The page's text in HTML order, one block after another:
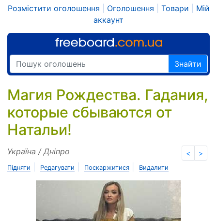
Розмістити оголошення Оголошення Товари
Мій
аккаунт
Знайти
Магия Рождества. Гадания,
которые сбываются от
Натальи!
< >
Україна / Дніпро
Підняти Редагувати Поскаржитися Видалити